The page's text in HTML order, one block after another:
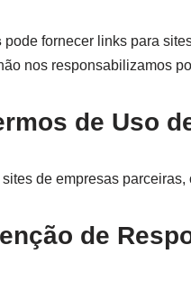
pode fornecer links para
nos responsabilizamos
de Uso
de empresas
de